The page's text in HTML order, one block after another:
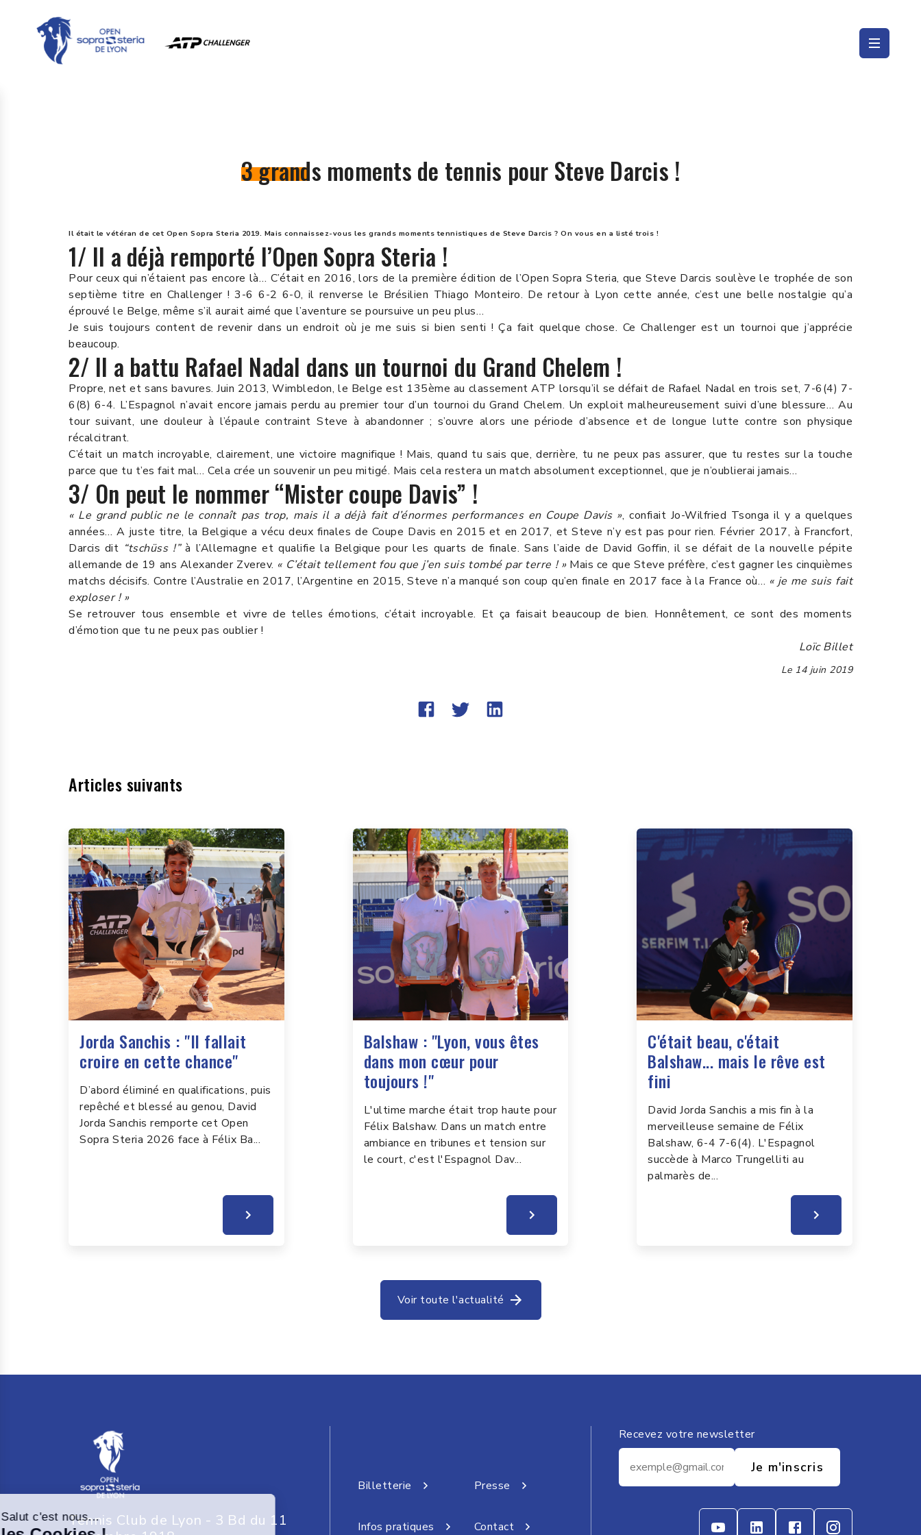
Salut c'est nous...
3 grands moments de tennis pour Steve Darcis !
Il était le vétéran de cet Open Sopra Steria 2019. Mais connaissez-vous les grands moments tennistiques de Steve Darcis ? On vous en a listé trois !
1/ Il a déjà remporté l’Open Sopra Steria !
Pour ceux qui n’étaient pas encore là… C’était en 2016, lors de la première édition de l’Open Sopra Steria, que Steve Darcis soulève le trophée de son
septième titre en Challenger ! 3-6 6-2 6-0, il renverse le Brésilien Thiago Monteiro. De retour à Lyon cette année, c’est une belle nostalgie qu’a
éprouvé le Belge, même s’il aurait aimé que l’aventure se poursuive un peu plus…
Je suis toujours content de revenir dans un endroit où je me suis si bien senti ! Ça fait quelque chose. Ce Challenger est un tournoi que j’apprécie
beaucoup.
2/ Il a battu Rafael Nadal dans un tournoi du Grand Chelem !
Propre, net et sans bavures. Juin 2013, Wimbledon, le Belge est 135ème au classement ATP lorsqu’il se défait de Rafael Nadal en trois set, 7-6(4) 7-
6(8) 6-4. L’Espagnol n’avait encore jamais perdu au premier tour d’un tournoi du Grand Chelem. Un exploit malheureusement suivi d’une blessure… Au
tour suivant, une douleur à l’épaule contraint Steve à abandonner ; s’ouvre alors une période d’absence et de longue lutte contre son physique
récalcitrant.
C’était un match incroyable, clairement, une victoire magnifique ! Mais, quand tu sais que, derrière, tu ne peux pas assurer, que tu restes sur la touche
parce que tu t’es fait mal… Cela crée un souvenir un peu mitigé. Mais cela restera un match absolument exceptionnel, que je n’oublierai jamais…
3/ On peut le nommer “Mister coupe Davis” !
« Le grand public ne le connaît pas trop, mais il a déjà fait d’énormes performances en Coupe Davis », confiait Jo-Wilfried Tsonga il y a quelques
années… A juste titre, la Belgique a vécu deux finales de Coupe Davis en 2015 et en 2017, et Steve n’y est pas pour rien. Février 2017, à Francfort,
Darcis dit “tschüss !”à l’Allemagne et qualifie la Belgique pour les quarts de finale. Sans l’aide de David Goffin, il se défait de la nouvelle pépite
allemande de 19 ans Alexander Zverev. « C’était tellement fou que j’en suis tombé par terre ! »Mais ce que Steve préfère, c’est gagner les cinquièmes
matchs décisifs. Contre l’Australie en 2017, l’Argentine en 2015, Steve n’a manqué son coup qu’en finale en 2017 face à la France où… « je me suis fait
exploser ! »
Se retrouver tous ensemble et vivre de telles émotions, c’était incroyable. Et ça faisait beaucoup de bien. Honnêtement, ce sont des moments
d’émotion que tu ne peux pas oublier !
Loïc Billet
Le 14 juin 2019
Articles suivants
Jorda Sanchis : "Il fallait
croire en cette chance"
D’abord éliminé en qualifications, puis
repêché et blessé au genou, David
Jorda Sanchis remporte cet Open
Sopra Steria 2026 face à Félix Ba...
Balshaw : "Lyon, vous êtes
dans mon cœur pour
toujours !"
L'ultime marche était trop haute pour
Félix Balshaw. Dans un match entre
ambiance en tribunes et tension sur
le court, c'est l'Espagnol Dav...
C'était beau, c'était
Balshaw... mais le rêve est
fini
David Jorda Sanchis a mis fin à la
merveilleuse semaine de Félix
Balshaw, 6-4 7-6(4). L'Espagnol
succède à Marco Trungelliti au
palmarès de...
Voir toute l'actualité
Tennis Club de Lyon - 3 Bd du 11
Billetterie Presse
Infos pratiques Contact
Recevez votre newsletter
Je m'inscris